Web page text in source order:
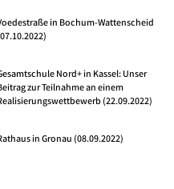
in Bochum-Wattenscheid
Nord+ in Kassel: Unser
zur Teilnahme an einem
(22.09.2022)
in Gronau (08.09.2022)